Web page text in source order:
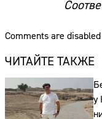
Comments are disabled
ЧИТАЙТЕ ТАКЖЕ
у